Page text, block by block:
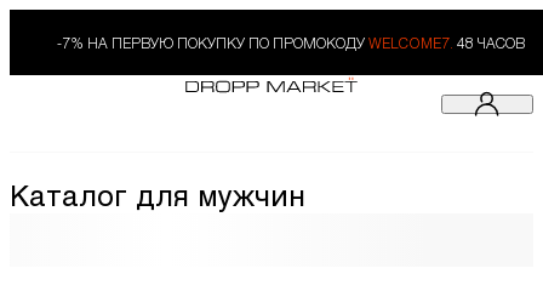
-7% НА ПЕРВУЮ ПОКУПКУ ПО ПРОМОКОДУ WELCOME7. 48 ЧАСОВ
Каталог для мужчин